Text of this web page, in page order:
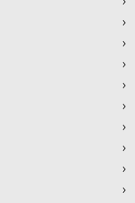
›
›
›
›
›
›
›
›
›